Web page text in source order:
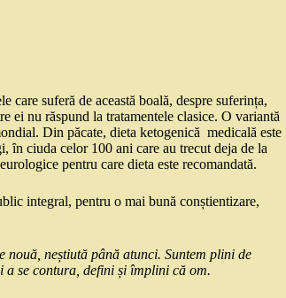
care suferă de această boală, despre suferința,
ei nu răspund la tratamentele clasice. O variantă
Din păcate, dieta ketogenică medicală este
ȋn ciuda celor 100 ani care au trecut deja de la
pentru care dieta este recomandată.
integral, pentru o mai bună conștientizare,
nouă, neștiută până atunci. Suntem plini de
se contura, defini și împlini că om.